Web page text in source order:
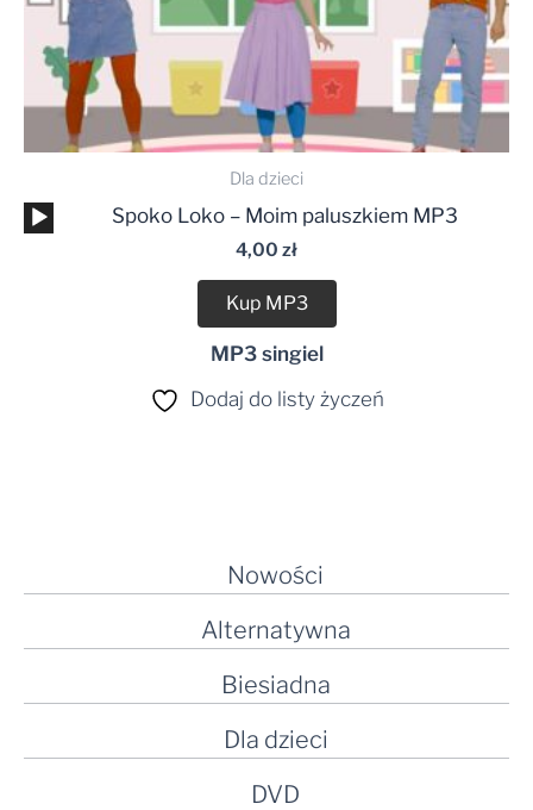
Nowości
Alternatywna
Biesiadna
Dla dzieci
DVD
Dla dzieci
Odtwarzacz
plików
Spoko Loko – Moim paluszkiem MP3
4,00 zł
Kup MP3
MP3 singiel
Dodaj do listy życzeń